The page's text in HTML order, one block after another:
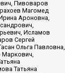
Пивоваров
Магомед
Ароновна,
Исламов
Сергей
Ольга Павловна,
Маркович,
Татьяна